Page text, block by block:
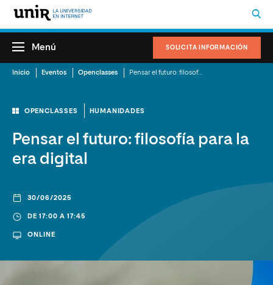
SOLICITA INFORMACIÓN
Menú
Inicio Eventos Openclasses Pensar el futuro: filosofía para la era digital
OPENCLASSES HUMANIDADES
Pensar el futuro: filosofía para la
era digital
30/06/2025
DE 17:00 A 17:45
ONLINE